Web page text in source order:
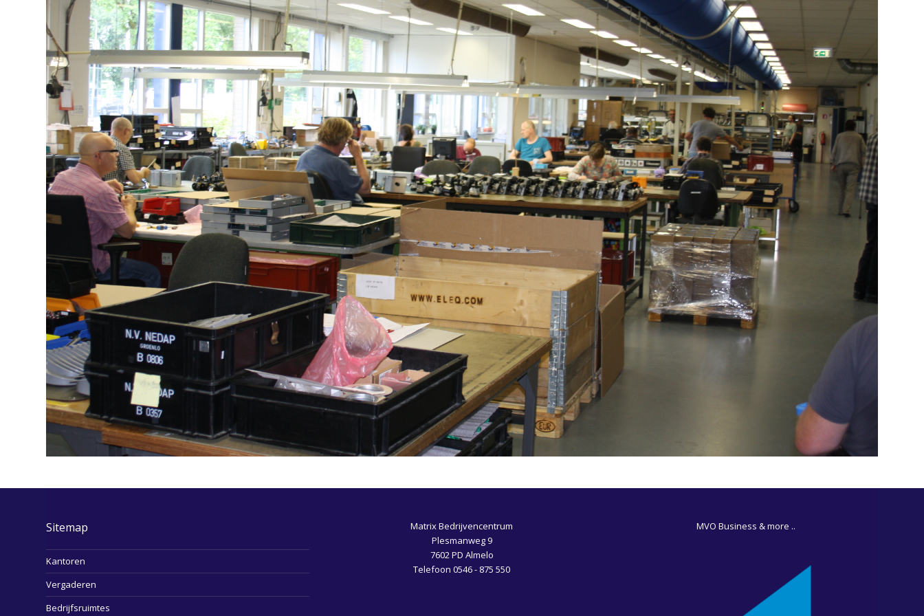
Sitemap
Kantoren
Vergaderen
Bedrijfsruimtes
Matrix Bedrijvencentrum
Plesmanweg 9
7602 PD Almelo
Telefoon 0546 - 875 550
MVO Business & more ..